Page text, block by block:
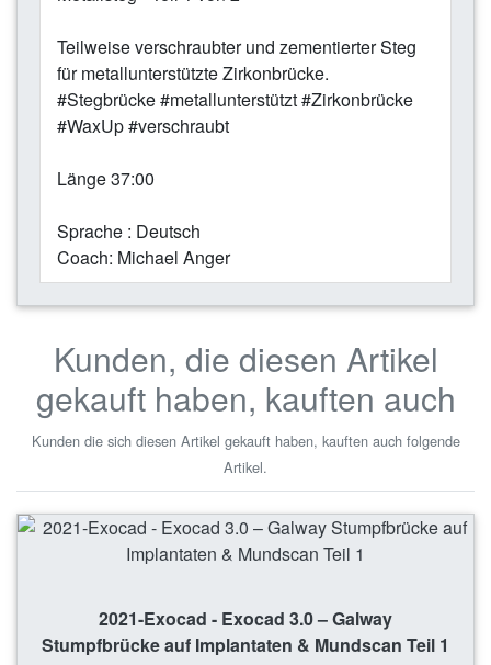
Teilweise verschraubter und zementierter Steg
für metallunterstützte Zirkonbrücke.
#Stegbrücke #metallunterstützt #Zirkonbrücke
#WaxUp #verschraubt
Länge 37:00
Sprache : Deutsch
Coach: Michael Anger
Kunden, die diesen Artikel
gekauft haben, kauften auch
Kunden die sich diesen Artikel gekauft haben, kauften auch folgende
Artikel.
2021-Exocad - Exocad 3.0 – Galway
Stumpfbrücke auf Implantaten & Mundscan Teil 1